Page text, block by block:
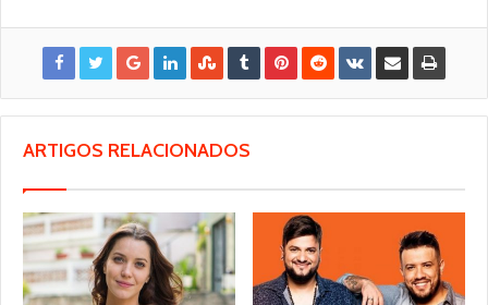
ARTIGOS RELACIONADOS